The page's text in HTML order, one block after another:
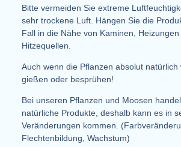
Bitte vermeiden Sie extreme
sehr trockene Luft. Hängen Sie die
Fall in die Nähe von Kaminen,
Hitzequellen.
Auch wenn die Pflanzen absolut
gießen oder besprühen!
Bei unseren Pflanzen und Moosen
natürliche Produkte, deshalb kann es in
Veränderungen kommen.
Flechtenbildung, Wachstum)